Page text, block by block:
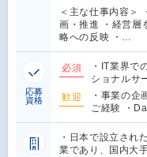
＜主な仕事内容＞
画・推進 ・経営層
略への反映 ・…
応募
資格
必須
・IT業界で
ショナルサ
歓迎
・事業の企
ご経験 ・
・日本で設立され
業であり、国内大